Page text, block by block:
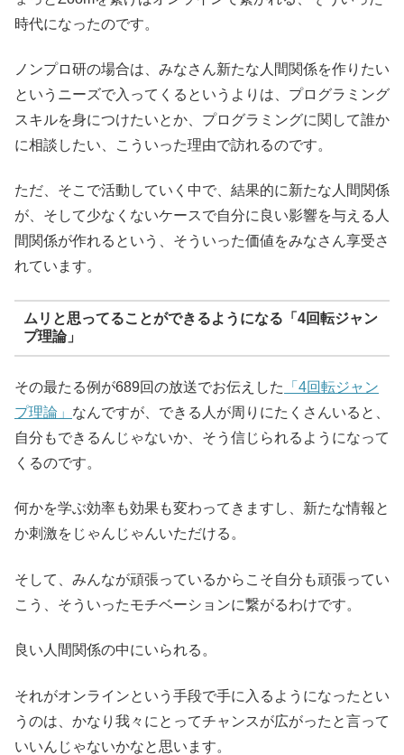
時代になったのです。
ノンプロ研の場合は、みなさん新たな人間関係を作りたい
というニーズで入ってくるというよりは、プログラミング
スキルを身につけたいとか、プログラミングに関して誰か
に相談したい、こういった理由で訪れるのです。
ただ、そこで活動していく中で、結果的に新たな人間関係
が、そして少なくないケースで自分に良い影響を与える人
間関係が作れるという、そういった価値をみなさん享受さ
れています。
ムリと思ってることができるようになる「4回転ジャン
プ理論」
その最たる例が689回の放送でお伝えした
「4回転ジャン
プ理論」 なんですが、できる人が周りにたくさんいると、
自分もできるんじゃないか、そう信じられるようになって
くるのです。
何かを学ぶ効率も効果も変わってきますし、新たな情報と
か刺激をじゃんじゃんいただける。
そして、みんなが頑張っているからこそ自分も頑張ってい
こう、そういったモチベーションに繋がるわけです。
良い人間関係の中にいられる。
それがオンラインという手段で手に入るようになったとい
うのは、かなり我々にとってチャンスが広がったと言って
いいんじゃないかなと思います。